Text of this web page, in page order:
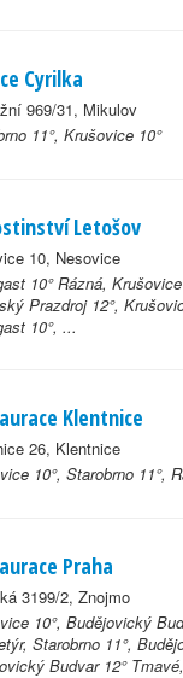
Cyrilka
969/31, Mikulov
11°, Krušovice 10°
Letošov
10, Nesovice
10° Rázná,
Prazdroj 12°,
10°, ...
Klentnice
26, Klentnice
10°, Starobrno 11°,
Praha
3199/2, Znojmo
10°, Budějovický
Starobrno 11°,
Budvar 12°